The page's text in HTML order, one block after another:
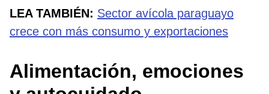
LEA TAMBIÉN: Sector avícola paraguayo
crece con más consumo y exportaciones
Alimentación, emociones